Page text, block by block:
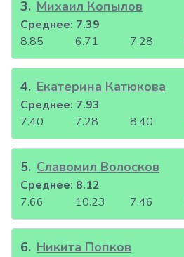
3. Михаил Копылов
8.85 6.71 7.28
Среднее: 7.39
4. Екатерина Катюкова
7.40 7.28 8.40
Среднее: 7.93
5. Славомил Волосков
7.66 10.23 7.46
Среднее: 8.12
6. Никита Попков